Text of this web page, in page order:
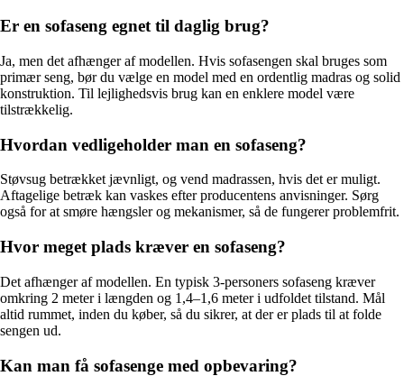
Er en sofaseng egnet til daglig brug?
Ja, men det afhænger af modellen. Hvis sofasengen skal bruges som
primær seng, bør du vælge en model med en ordentlig madras og solid
konstruktion. Til lejlighedsvis brug kan en enklere model være
tilstrækkelig.
Hvordan vedligeholder man en sofaseng?
Støvsug betrækket jævnligt, og vend madrassen, hvis det er muligt.
Aftagelige betræk kan vaskes efter producentens anvisninger. Sørg
også for at smøre hængsler og mekanismer, så de fungerer problemfrit.
Hvor meget plads kræver en sofaseng?
Det afhænger af modellen. En typisk 3-personers sofaseng kræver
omkring 2 meter i længden og 1,4–1,6 meter i udfoldet tilstand. Mål
altid rummet, inden du køber, så du sikrer, at der er plads til at folde
sengen ud.
Kan man få sofasenge med opbevaring?